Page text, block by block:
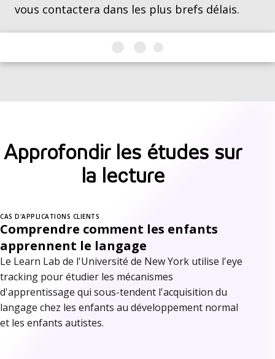
vous contactera dans les plus brefs délais.
Approfondir les études sur
la lecture
CAS D'APPLICATIONS CLIENTS
Comprendre comment les enfants
apprennent le langage
Le Learn Lab de l'Université de New York utilise l'eye
tracking pour étudier les mécanismes
d'apprentissage qui sous-tendent l'acquisition du
langage chez les enfants au développement normal
et les enfants autistes.